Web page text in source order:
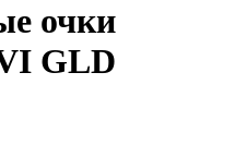
очки
GLD